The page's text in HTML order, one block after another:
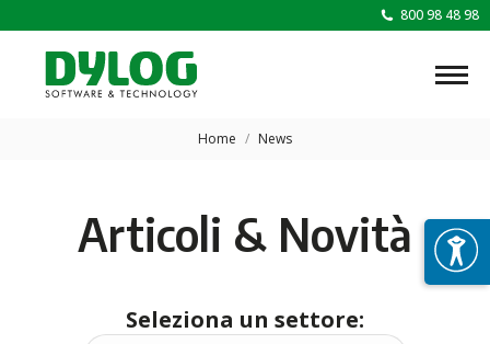
800 98 48 98
Tu sei qui:
Home News
Articoli & Novità
Seleziona un settore: